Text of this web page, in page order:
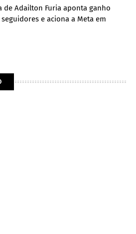
de Adailton Furia aponta ganho
e aciona a Meta em